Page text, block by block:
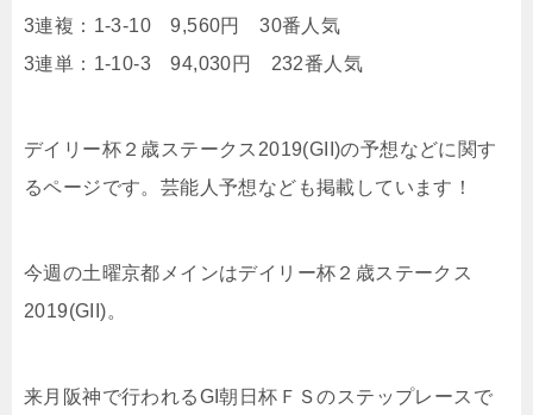
3連複：1-3-10 9,560円 30番人気
3連単：1-10-3 94,030円 232番人気
デイリー杯２歳ステークス2019(GII)の予想などに関す
るページです。芸能人予想なども掲載しています！
今週の土曜京都メインはデイリー杯２歳ステークス
2019(GII)。
来月阪神で行われるGI朝日杯ＦＳのステップレースで